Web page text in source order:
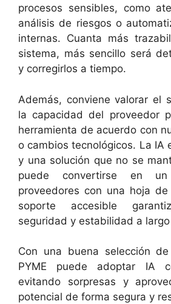
procesos sensibles, como
análisis de riesgos o
internas. Cuanta más
sistema, más sencillo será
y corregirlos a tiempo.
Además, conviene valorar el
la capacidad del proveedor
herramienta de acuerdo con
o cambios tecnológicos. La IA
y una solución que no se
puede convertirse en
proveedores con una hoja
soporte accesible
seguridad y estabilidad a
Con una buena selección
PYME puede adoptar IA
evitando sorpresas y
potencial de forma segura y